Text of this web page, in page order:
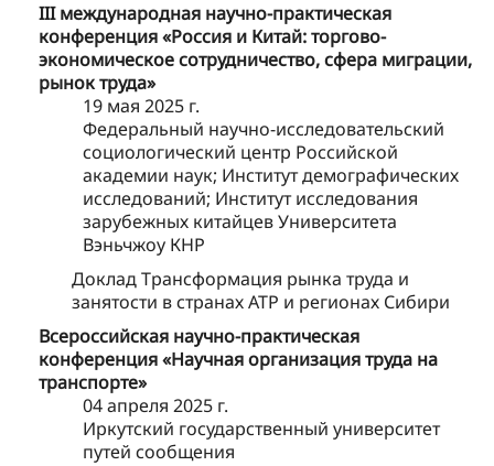
III международная научно-практическая
конференция «Россия и Китай: торгово-
экономическое сотрудничество, сфера миграции,
рынок труда»
19 мая 2025 г.
Федеральный научно-исследовательский
социологический центр Российской
академии наук; Институт демографических
исследований; Институт исследования
зарубежных китайцев Университета
Вэньчжоу КНР
Доклад Трансформация рынка труда и
занятости в странах АТР и регионах Сибири
Всероссийская научно-практическая
конференция «Научная организация труда на
транспорте»
04 апреля 2025 г.
Иркутский государственный университет
путей сообщения